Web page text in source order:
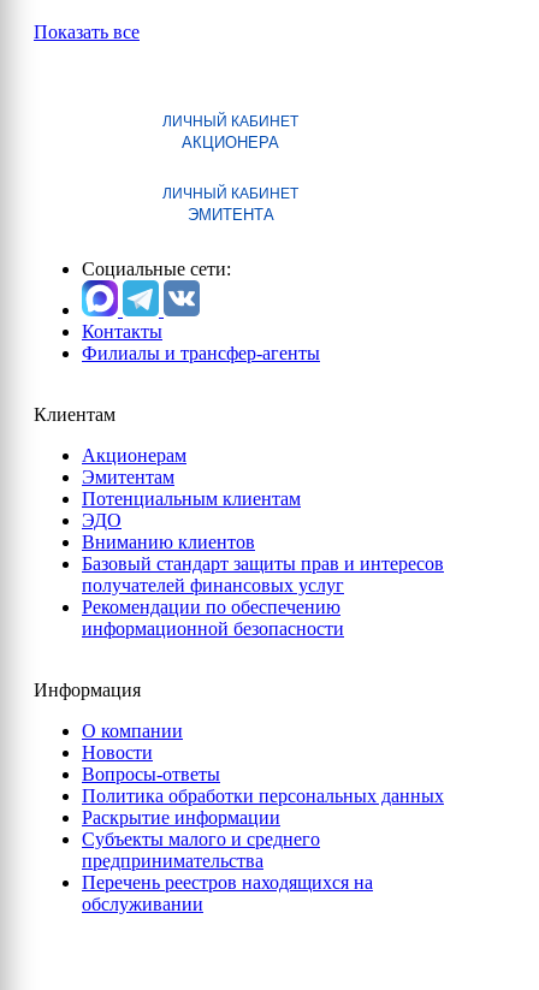
Показать все
ЛИЧНЫЙ КАБИНЕТ
АКЦИОНЕРА
ЛИЧНЫЙ КАБИНЕТ
ЭМИТЕНТА
Социальные сети:
Контакты
Филиалы и трансфер-агенты
Клиентам
Акционерам
Эмитентам
Потенциальным клиентам
ЭДО
Вниманию клиентов
Базовый стандарт защиты прав и интересов
получателей финансовых услуг
Рекомендации по обеспечению
информационной безопасности
Информация
О компании
Новости
Вопросы-ответы
Политика обработки персональных данных
Раскрытие информации
Субъекты малого и среднего
предпринимательства
Перечень реестров находящихся на
обслуживании